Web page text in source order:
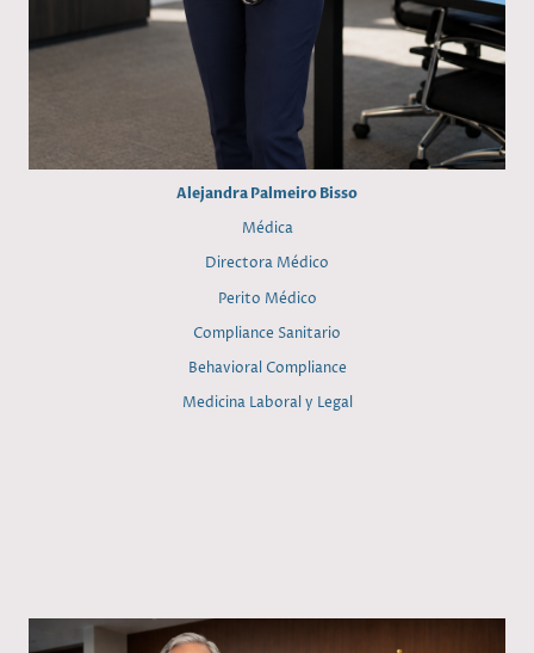
Alejandra Palmeiro Bisso
Médica
Directora Médico
Perito Médico
Compliance Sanitario
Behavioral Compliance
Medicina Laboral y Legal